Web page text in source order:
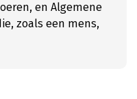
en Algemene
zoals een mens,